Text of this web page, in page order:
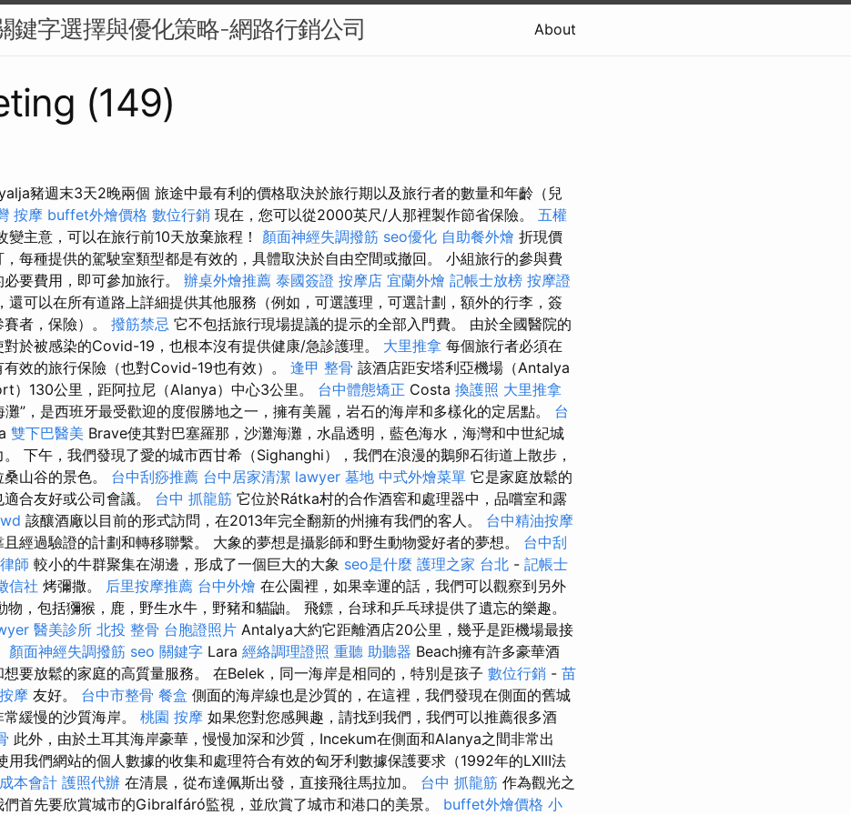
鍵字選擇與優化策略-網路行銷公司 About
(149)
豬週末3天2晚兩個 旅途中最有利的價格取決於旅行期以及旅行者的數量和年齡（兒
按摩 buffet外燴價格 數位行銷 現在，您可以從2000英尺/人那裡製作節省保險。 五權
變主意，可以在旅行前10天放棄旅程！ 顏面神經失調撥筋 seo優化 自助餐外燴 折現價
每種提供的駕駛室類型都是有效的，具體取決於自由空間或撤回。 小組旅行的參與費
要費用，即可參加旅行。 辦桌外燴推薦 泰國簽證 按摩店 宜蘭外燴 記帳士放榜 按摩證
還可以在所有道路上詳細提供其他服務（例如，可選護理，可選計劃，額外的行李，簽
者，保險）。 撥筋禁忌 它不包括旅行現場提議的提示的全部入門費。 由於全國醫院的
於被感染的Covid-19，也根本沒有提供健康/急診護理。 大里推拿 每個旅行者必須在
效的旅行保險（也對Covid-19也有效）。 逢甲 整骨 該酒店距安塔利亞機場（Antalya
）130公里，距阿拉尼（Alanya）中心3公里。 台中體態矯正 Costa 換護照 大里推拿
灘”，是西班牙最受歡迎的度假勝地之一，擁有美麗，岩石的海岸和多樣化的定居點。 台
雙下巴醫美 Brave使其對巴塞羅那，沙灘海灘，水晶透明，藍色海水，海灣和中世紀城
下午，我們發現了愛的城市西甘希（Sighanghi），我們在浪漫的鵝卵石街道上散步，
山谷的景色。 台中刮痧推薦 台中居家清潔 lawyer 墓地 中式外燴菜單 它是家庭放鬆的
合友好或公司會議。 台中 抓龍筋 它位於Rátka村的合作酒窖和處理器中，品嚐室和露
該釀酒廠以目前的形式訪問，在2013年完全翻新的州擁有我們的客人。 台中精油按摩
經過驗證的計劃和轉移聯繫。 大象的夢想是攝影師和野生動物愛好者的夢想。 台中刮
師 較小的牛群聚集在湖邊，形成了一個巨大的大象 seo是什麼 護理之家 台北 - 記帳士
信社 烤彌撒。 后里按摩推薦 台中外燴 在公園裡，如果幸運的話，我們可以觀察到另外
物，包括獼猴，鹿，野生水牛，野豬和貓鼬。 飛鏢，台球和乒乓球提供了遺忘的樂趣。
醫美診所 北投 整骨 台胞證照片 Antalya大約它距離酒店20公里，幾乎是距機場最接
顏面神經失調撥筋 seo 關鍵字 Lara 經絡調理證照 重聽 助聽器 Beach擁有許多豪華酒
想要放鬆的家庭的高質量服務。 在Belek，同一海岸是相同的，特別是孩子 數位行銷 - 苗
摩 友好。 台中市整骨 餐盒 側面的海岸線也是沙質的，在這裡，我們發現在側面的舊城
緩慢的沙質海岸。 桃園 按摩 如果您對您感興趣，請找到我們，我們可以推薦很多酒
此外，由於土耳其海岸豪華，慢慢加深和沙質，Incekum在側面和Alanya之間非常出
用我們網站的個人數據的收集和處理符合有效的匈牙利數據保護要求（1992年的LXIII法
本會計 護照代辦 在清晨，從布達佩斯出發，直接飛往馬拉加。 台中 抓龍筋 作為觀光之
首先要欣賞城市的Gibralfáró監視，並欣賞了城市和港口的美景。 buffet外燴價格 小